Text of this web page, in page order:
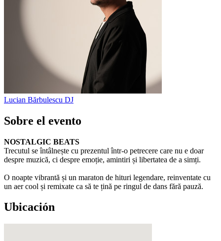
Lucian Bărbulescu DJ
Sobre el evento
NOSTALGIC BEATS
Trecutul se întâlnește cu prezentul într-o petrecere care nu e doar
despre muzică, ci despre emoție, amintiri și libertatea de a simți.
O noapte vibrantă și un maraton de hituri legendare, reinventate cu
un aer cool și remixate ca să te țină pe ringul de dans fără pauză.
Ubicación